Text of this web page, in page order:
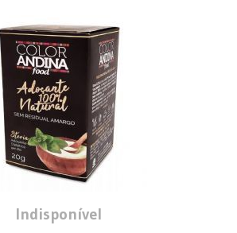
Indisponível